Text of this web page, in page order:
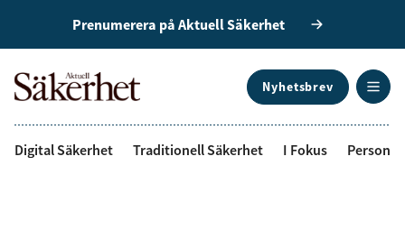
Prenumerera på Aktuell Säkerhet
Nyhetsbrev
Digital Säkerhet Traditionell Säkerhet I Fokus